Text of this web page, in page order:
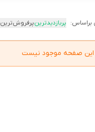
براساس: پربازدیدترینپرفروش‌ترین
این صفحه موجود نیست